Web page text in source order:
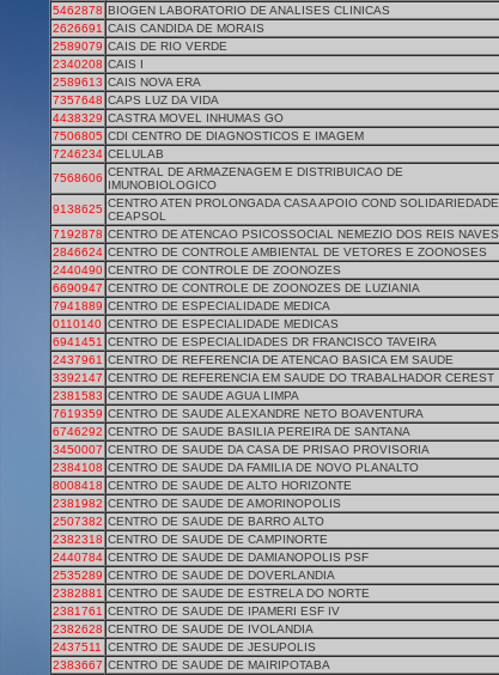
5462878 BIOGEN LABORATORIO DE ANALISES CLINICAS
2626691 CAIS CANDIDA DE MORAIS
2589079 CAIS DE RIO VERDE
2340208 CAIS I
2589613 CAIS NOVA ERA
7357648 CAPS LUZ DA VIDA
4438329 CASTRA MOVEL INHUMAS GO
7506805 CDI CENTRO DE DIAGNOSTICOS E IMAGEM
7246234 CELULAB
7568606 CENTRAL DE ARMAZENAGEM E DISTRIBUICAO DE
IMUNOBIOLOGICO
9138625 CENTRO ATEN PROLONGADA CASA APOIO COND SOLIDARIEDADE
CEAPSOL
7192878 CENTRO DE ATENCAO PSICOSSOCIAL NEMEZIO DOS REIS NAVES
2846624 CENTRO DE CONTROLE AMBIENTAL DE VETORES E ZOONOSES
2440490 CENTRO DE CONTROLE DE ZOONOZES
6690947 CENTRO DE CONTROLE DE ZOONOZES DE LUZIANIA
7941889 CENTRO DE ESPECIALIDADE MEDICA
0110140 CENTRO DE ESPECIALIDADE MEDICAS
6941451 CENTRO DE ESPECIALIDADES DR FRANCISCO TAVEIRA
2437961 CENTRO DE REFERENCIA DE ATENCAO BASICA EM SAUDE
3392147 CENTRO DE REFERENCIA EM SAUDE DO TRABALHADOR CEREST
2381583 CENTRO DE SAUDE AGUA LIMPA
7619359 CENTRO DE SAUDE ALEXANDRE NETO BOAVENTURA
6746292 CENTRO DE SAUDE BASILIA PEREIRA DE SANTANA
3450007 CENTRO DE SAUDE DA CASA DE PRISAO PROVISORIA
2384108 CENTRO DE SAUDE DA FAMILIA DE NOVO PLANALTO
8008418 CENTRO DE SAUDE DE ALTO HORIZONTE
2381982 CENTRO DE SAUDE DE AMORINOPOLIS
2507382 CENTRO DE SAUDE DE BARRO ALTO
2382318 CENTRO DE SAUDE DE CAMPINORTE
2440784 CENTRO DE SAUDE DE DAMIANOPOLIS PSF
2535289 CENTRO DE SAUDE DE DOVERLANDIA
2382881 CENTRO DE SAUDE DE ESTRELA DO NORTE
2381761 CENTRO DE SAUDE DE IPAMERI ESF IV
2382628 CENTRO DE SAUDE DE IVOLANDIA
2437511
CENTRO DE SAUDE DE JESUPOLIS
2383667 CENTRO DE SAUDE DE MAIRIPOTABA